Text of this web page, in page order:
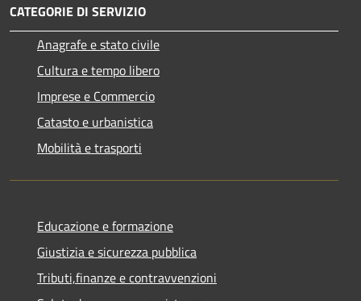
CATEGORIE DI SERVIZIO
Anagrafe e stato civile
Cultura e tempo libero
Imprese e Commercio
Catasto e urbanistica
Mobilità e trasporti
Educazione e formazione
Giustizia e sicurezza pubblica
Tributi,finanze e contravvenzioni